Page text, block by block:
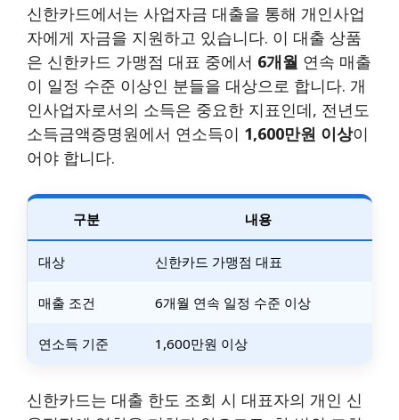
신한카드에서는 사업자금 대출을 통해 개인사업
자에게 자금을 지원하고 있습니다. 이 대출 상품
은 신한카드 가맹점 대표 중에서 6개월 연속 매출
이 일정 수준 이상인 분들을 대상으로 합니다. 개
인사업자로서의 소득은 중요한 지표인데, 전년도
소득금액증명원에서 연소득이 1,600만원 이상이
어야 합니다.
구분 내용
대상 신한카드 가맹점 대표
매출 조건 6개월 연속 일정 수준 이상
연소득 기준 1,600만원 이상
신한카드는 대출 한도 조회 시 대표자의 개인 신